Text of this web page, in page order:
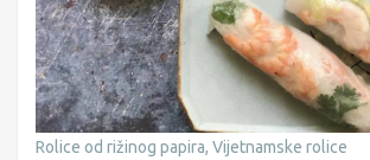
Rolice od rižinog papira, Vijetnamske rolice